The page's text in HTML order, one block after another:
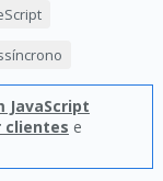
JavaScript
clientes e